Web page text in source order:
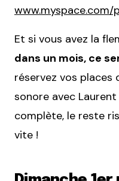
Et si vous avez la
dans un mois, ce
réservez vos places
sonore avec
complète, le reste
vite !